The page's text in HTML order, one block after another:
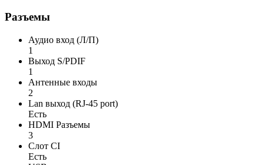
Разъемы
Аудио вход (Л/П)
1
Выход S/PDIF
1
Антенные входы
2
Lan выход (RJ-45 port)
Есть
HDMI Разъемы
3
Слот CI
Есть